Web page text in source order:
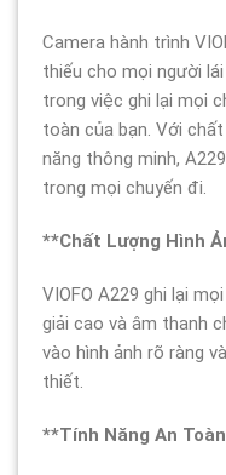
Camera hành trình
thiếu cho mọi người
trong việc ghi lại mọi
toàn của bạn. Với
năng thông minh,
trong mọi chuyến đi.
**Chất Lượng Hình
VIOFO A229 ghi lại
giải cao và âm thanh
vào hình ảnh rõ ràng
thiết.
**Tính Năng An